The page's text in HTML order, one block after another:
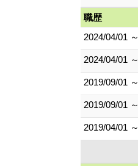
職歴
2024/04/01 ～
2024/04/01 ～
2019/09/01 ～
2019/09/01 ～
2019/04/01